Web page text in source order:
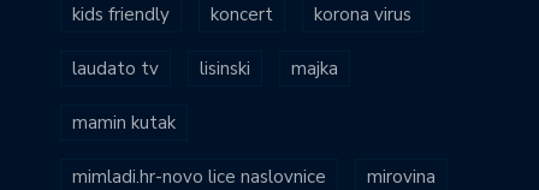
kids friendly koncert korona virus
laudato tv lisinski majka
mamin kutak
mimladi.hr-novo lice naslovnice mirovina